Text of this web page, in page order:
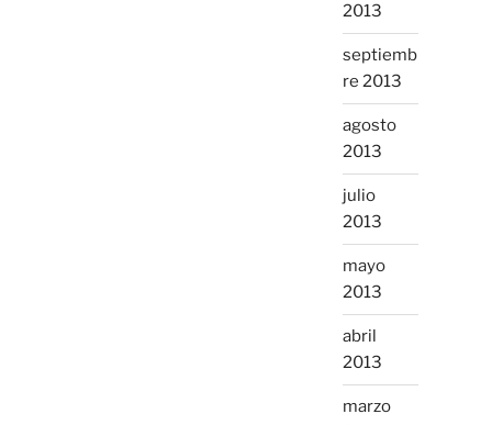
2013
septiemb
re 2013
agosto
2013
julio
2013
mayo
2013
abril
2013
marzo